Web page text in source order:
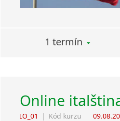
1 termín
Online
IO_01 | Kód kurzu